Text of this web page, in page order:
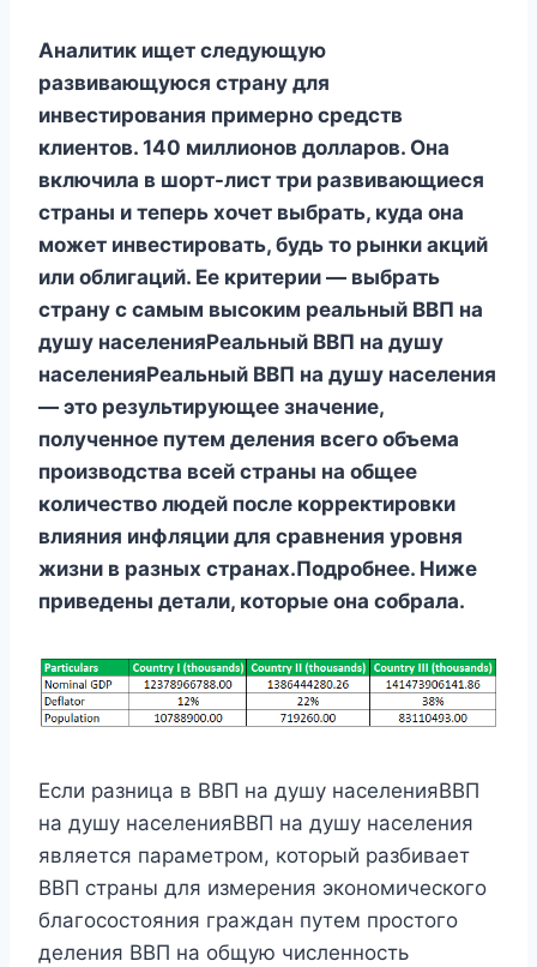
Аналитик ищет следующую
развивающуюся страну для
инвестирования примерно средств
клиентов. 140 миллионов долларов. Она
включила в шорт-лист три развивающиеся
страны и теперь хочет выбрать, куда она
может инвестировать, будь то рынки акций
или облигаций. Ее критерии — выбрать
страну с самым высоким реальный ВВП на
душу населенияРеальный ВВП на душу
населенияРеальный ВВП на душу населения
— это результирующее значение,
полученное путем деления всего объема
производства всей страны на общее
количество людей после корректировки
влияния инфляции для сравнения уровня
жизни в разных странах.Подробнее. Ниже
приведены детали, которые она собрала.
Если разница в ВВП на душу населенияВВП
на душу населенияВВП на душу населения
является параметром, который разбивает
ВВП страны для измерения экономического
благосостояния граждан путем простого
деления ВВП на общую численность